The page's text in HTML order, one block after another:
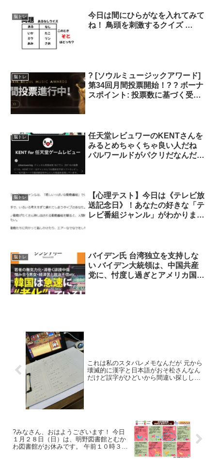
力の散漫を防ぐ ・ストレス下で
の気分の改善 等が期待でき僕も
脳トレ
今日は間にひらがなを入れてみて
ね！ 鳥頭を刺激するクイズ …
脳トレ
? [ソウルミュージックアワード]
第34回月間投票開始！? ? ボーナ
スポイント: 投票数に基づく受賞
ジェリー) 第34回ソウルミュージ
ックアワードのスターを決定する
ために今すぐ投票!? ?
脳トレ
任天堂レビュワーのKENTさんを
みるとめちゃくちゃ良い人だね
パルワールドがパクリだなんだと
脳トレ
【心理テスト】今日は《テレビ放
送記念日》！あなたの好きな「テ
レビ番組ジャンル」がわかります
脳トレ
バイデン氏 台湾独立を支持しな
い バイデン大統領は、中国共産
党に、忖度し過ぎとアメリカ国
これは私のスタバレメモなんだが 元から
壊滅的に漢字と日本語がおそ松さんなん
だけど誤字がひどいから間違い探しして
?みなさん、おはようございます！ 今日
１月２８日（日）は、明野図書館とむか
わ図書館がお休みです。 午前１０時３０